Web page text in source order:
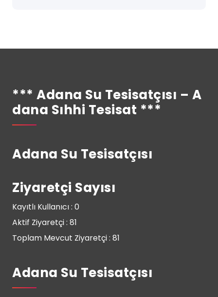
*** Adana Su Tesisatçısı – A
Dana Sıhhi Tesisat ***
Adana Su Tesisatçısı
Ziyaretçi Sayısı
Kayıtlı Kullanıcı : 0
Aktif Ziyaretçi : 81
Toplam Mevcut Ziyaretçi : 81
Adana Su Tesisatçısı